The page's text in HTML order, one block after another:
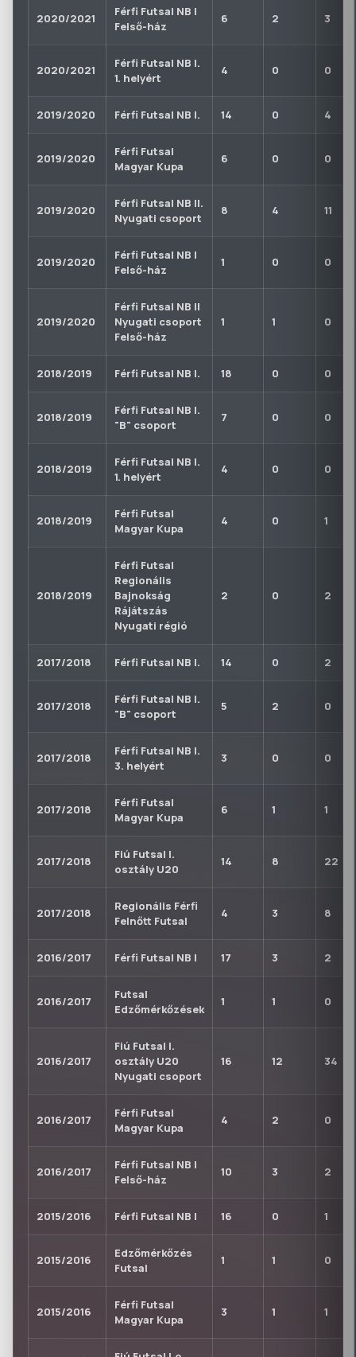
2020/2021
Férfi Futsal NB I
Felső-ház
6 2 3
2020/2021
Férfi Futsal NB I.
1. helyért
4 0 0
2019/2020 Férfi Futsal NB I. 14 0 4
2019/2020
Férfi Futsal
Magyar Kupa
6 0 0
2019/2020
Férfi Futsal NB II.
Nyugati csoport
8 4 11
2019/2020
Férfi Futsal NB I
Felső-ház
1 0 0
2019/2020
Férfi Futsal NB II
Nyugati csoport
Felső-ház
1 1 0
2018/2019 Férfi Futsal NB I. 18 0 0
2018/2019
Férfi Futsal NB I.
"B" csoport
7 0 0
2018/2019
Férfi Futsal NB I.
1. helyért
4 0 0
2018/2019
Férfi Futsal
Magyar Kupa
4 0 1
2018/2019
Férfi Futsal
Regionális
Bajnokság
Rájátszás
Nyugati régió
2 0 2
2017/2018 Férfi Futsal NB I. 14 0 2
2017/2018
Férfi Futsal NB I.
"B" csoport
5 2 0
2017/2018
Férfi Futsal NB I.
3. helyért
3 0 0
2017/2018
Férfi Futsal
Magyar Kupa
6 1 1
2017/2018
Fiú Futsal I.
osztály U20
14 8 22
2017/2018
Regionális Férfi
Felnőtt Futsal
4 3 8
2016/2017 Férfi Futsal NB I 17 3 2
2016/2017
Futsal
Edzőmérkőzések
1 1 0
2016/2017
Fiú Futsal I.
osztály U20
Nyugati csoport
16 12 34
2016/2017
Férfi Futsal
Magyar Kupa
4 2 0
2016/2017
Férfi Futsal NB I
Felső-ház
10 3 2
2015/2016 Férfi Futsal NB I 16 0 1
2015/2016
Edzőmérkőzés
Futsal
1 1 0
2015/2016
Férfi Futsal
Magyar Kupa
3 1 1